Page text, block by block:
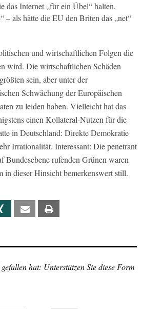
das Internet „für ein Übel“ halten,
– als hätte die EU den Briten das „net“
und wirtschaftlichen Folgen die
wird. Die wirtschaftlichen Schäden
sein, aber unter der
Schwächung der Europäischen
zu leiden haben. Vielleicht hat das
einen Kollateral-Nutzen für die
in Deutschland: Direkte Demokratie
Irrationalität. Interessant: Die penetrant
Bundesebene rufenden Grünen waren
in dieser Hinsicht bemerkenswert still.
Xing Email
hat: Unterstützen Sie diese Form